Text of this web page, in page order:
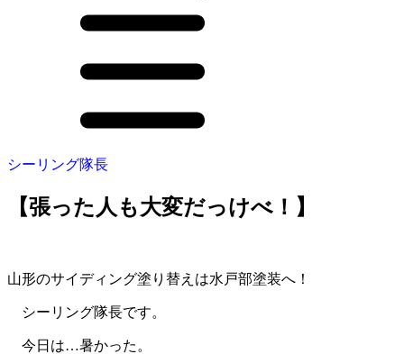
シーリング隊長
【張った人も大変だっけべ！】
山形のサイディング塗り替えは水戸部塗装へ！
シーリング隊長です。
今日は…暑かった。